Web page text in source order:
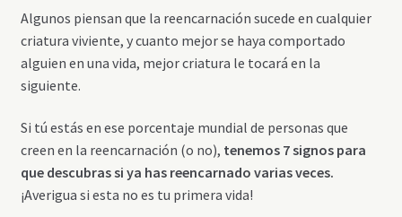
Algunos piensan que la reencarnación sucede en cualquier
criatura viviente, y cuanto mejor se haya comportado
alguien en una vida, mejor criatura le tocará en la
siguiente.
Si tú estás en ese porcentaje mundial de personas que
creen en la reencarnación (o no), tenemos 7 signos para
que descubras si ya has reencarnado varias veces.
¡Averigua si esta no es tu primera vida!